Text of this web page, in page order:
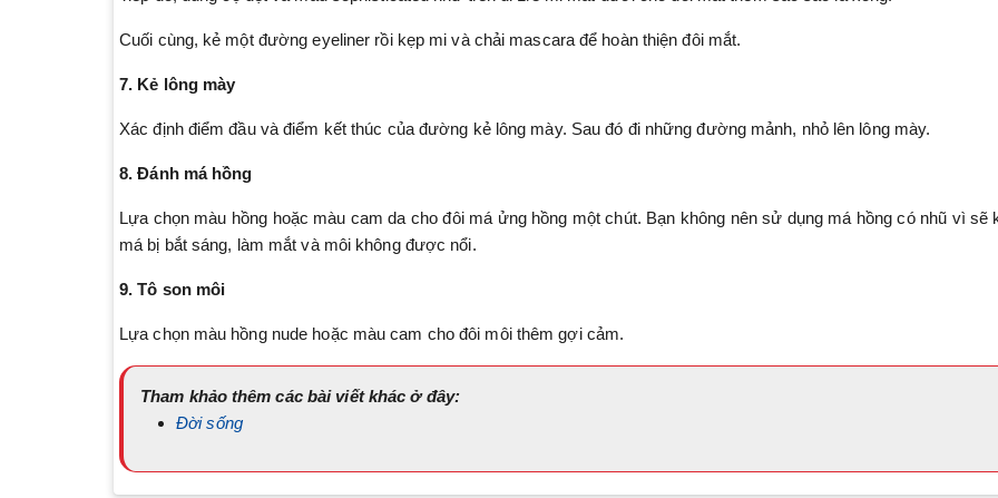
Cuối cùng, kẻ một đường eyeliner rồi kẹp mi và chải mascara để hoàn thiện đôi mắt.
7. Kẻ lông mày
Xác định điểm đầu và điểm kết thúc của đường kẻ lông mày. Sau đó đi những đường mảnh, nhỏ lên lông mày.
8. Đánh má hồng
Lựa chọn màu hồng hoặc màu cam da cho đôi má ửng hồng một chút. Bạn không nên sử dụng má hồng có nhũ vì sẽ
má bị bắt sáng, làm mắt và môi không được nổi.
9. Tô son môi
Lựa chọn màu hồng nude hoặc màu cam cho đôi môi thêm gợi cảm.
Tham khảo thêm các bài viết khác ở đây:
Đời sống